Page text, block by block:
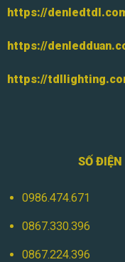
https://
https://
https://
SỐ
0986.474.671
0867.330.396
0867.224.396